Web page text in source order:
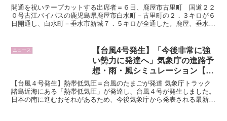
キロが全面開通 物流や防災に期
待 鹿屋～垂水
開通を祝いテープカットする出席者＝６日、鹿屋市古里町 国道２２
０号古江バイパスの鹿児島県鹿屋市白水町－古里町の２．３キロが６
日開通し、白水町－垂水市新城７．５キロが全通した。鹿屋、垂水両
ニュース
【台風4号発生】「今後非常に強
い勢力に発達へ」気象庁の進路予
想・雨・風シミュレーション【台
風情報2026最新】
【台風４号発生】熱帯低気圧＝台風のたまごが発達 気象庁トラック
諸島近海にある「熱帯低気圧」が発達し、台風４号が発生しました。
日本の南に進むおそれがあるため、今後気象庁から発表される最新情